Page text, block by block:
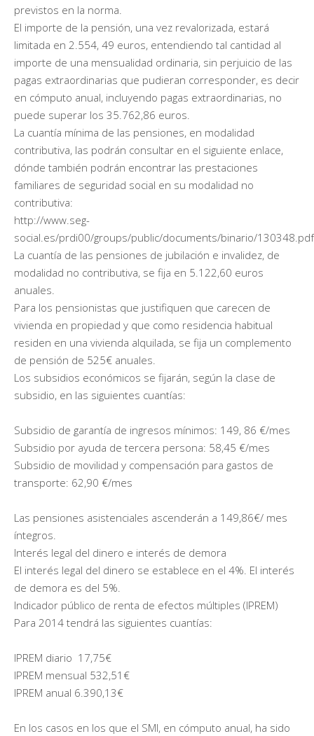
previstos en la norma.
El importe de la pensión, una vez revalorizada, estará
limitada en 2.554, 49 euros, entendiendo tal cantidad al
importe de una mensualidad ordinaria, sin perjuicio de las
pagas extraordinarias que pudieran corresponder, es decir
en cómputo anual, incluyendo pagas extraordinarias, no
puede superar los 35.762,86 euros.
La cuantía mínima de las pensiones, en modalidad
contributiva, las podrán consultar en el siguiente enlace,
dónde también podrán encontrar las prestaciones
familiares de seguridad social en su modalidad no
contributiva:
http://www.seg-
social.es/prdi00/groups/public/documents/binario/130348.pdf
La cuantía de las pensiones de jubilación e invalidez, de
modalidad no contributiva, se fija en 5.122,60 euros
anuales.
Para los pensionistas que justifiquen que carecen de
vivienda en propiedad y que como residencia habitual
residen en una vivienda alquilada, se fija un complemento
de pensión de 525€ anuales.
Los subsidios económicos se fijarán, según la clase de
subsidio, en las siguientes cuantías:
Subsidio de garantía de ingresos mínimos: 149, 86 €/mes
Subsidio por ayuda de tercera persona: 58,45 €/mes
Subsidio de movilidad y compensación para gastos de
transporte: 62,90 €/mes
Las pensiones asistenciales ascenderán a 149,86€/ mes
íntegros.
Interés legal del dinero e interés de demora
El interés legal del dinero se establece en el 4%. El interés
de demora es del 5%.
Indicador público de renta de efectos múltiples (IPREM)
Para 2014 tendrá las siguientes cuantías:
IPREM diario 17,75€
IPREM mensual 532,51€
IPREM anual 6.390,13€
En los casos en los que el SMI, en cómputo anual, ha sido